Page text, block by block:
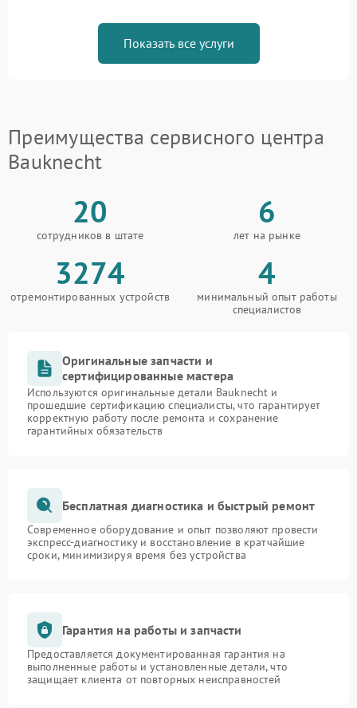
Показать все услуги
Преимущества сервисного центра
Bauknecht
20
сотрудников в штате
6
лет на рынке
3274
отремонтированных устройств
4
минимальный опыт работы
специалистов
Оригинальные запчасти и
сертифицированные мастера
Используются оригинальные детали Bauknecht и
прошедшие сертификацию специалисты, что гарантирует
корректную работу после ремонта и сохранение
гарантийных обязательств
Бесплатная диагностика и быстрый ремонт
Современное оборудование и опыт позволяют провести
экспресс-диагностику и восстановление в кратчайшие
сроки, минимизируя время без устройства
Гарантия на работы и запчасти
Предоставляется документированная гарантия на
выполненные работы и установленные детали, что
защищает клиента от повторных неисправностей